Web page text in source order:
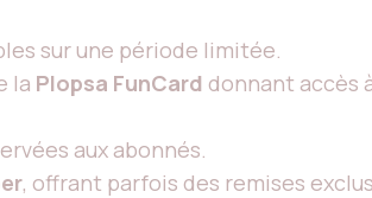
sur une période limitée.
la Plopsa FunCard donnant accès
aux abonnés.
, offrant parfois des remises